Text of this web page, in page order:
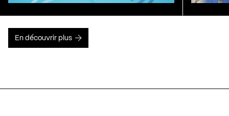
En découvrir plus